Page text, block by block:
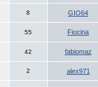
8 GIO64
55 Fiocina
42 fabiomaz
2 alex971